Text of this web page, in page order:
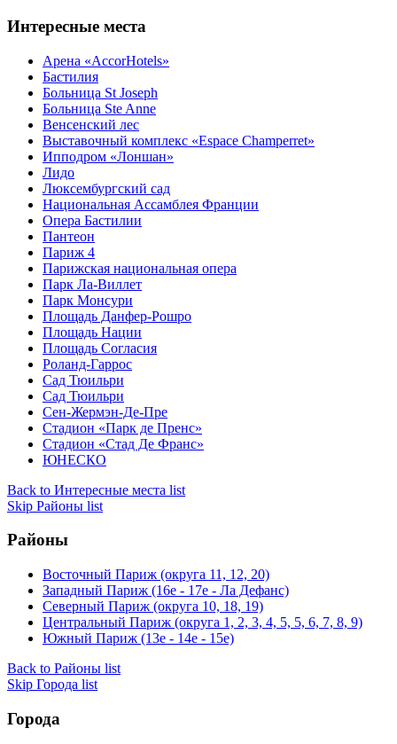
Интересные места
Арена «AccorHotels»
Бастилия
Больница St Joseph
Больница Ste Anne
Венсенский лес
Выставочный комплекс «Espace Champerret»
Ипподром «Лоншан»
Лидо
Люксембургский сад
Национальная Ассамблея Франции
Опера Бастилии
Пантеон
Париж 4
Парижская национальная опера
Парк Ла-Виллет
Парк Монсури
Площадь Данфер-Рошро
Площадь Нации
Площадь Согласия
Роланд-Гаррос
Сад Тюильри
Сад Тюильри
Сен-Жермэн-Де-Пре
Стадион «Парк де Пренс»
Стадион «Стад Де Франс»
ЮНЕСКО
Back to Интересные места list
Skip Районы list
Районы
Восточный Париж (округа 11, 12, 20)
Западный Париж (16e - 17e - Ла Дефанс)
Северный Париж (округа 10, 18, 19)
Центральный Париж (округа 1, 2, 3, 4, 5, 5, 6, 7, 8, 9)
Южный Париж (13e - 14e - 15e)
Back to Районы list
Skip Города list
Города